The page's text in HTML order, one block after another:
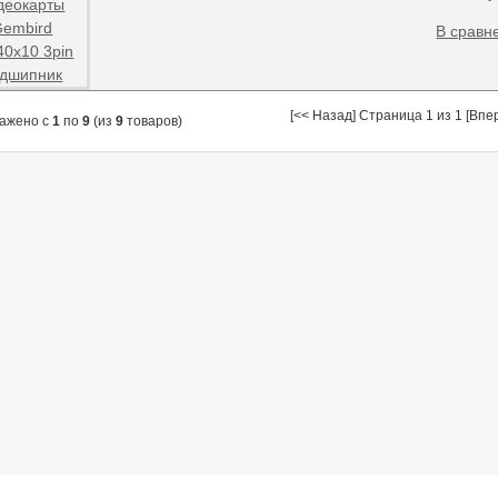
В
[<< Назад] Страница 1 из 1
с 1 по 9 (из 9 товаров)